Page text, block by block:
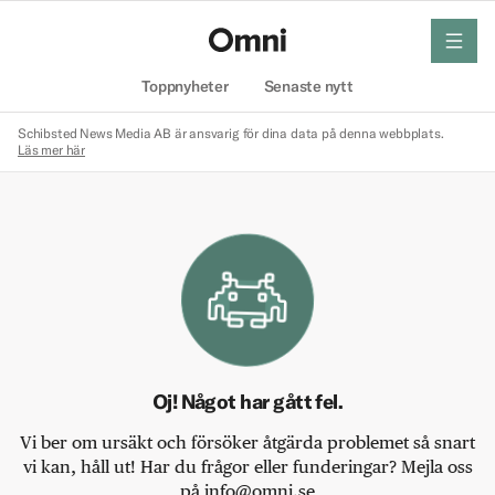
Toppnyheter Senaste nytt
meny
Schibsted News Media AB är ansvarig för dina data på denna webbplats.
Läs mer här
Oj! Något har gått fel.
Vi ber om ursäkt och försöker åtgärda problemet så snart
vi kan, håll ut! Har du frågor eller funderingar? Mejla oss